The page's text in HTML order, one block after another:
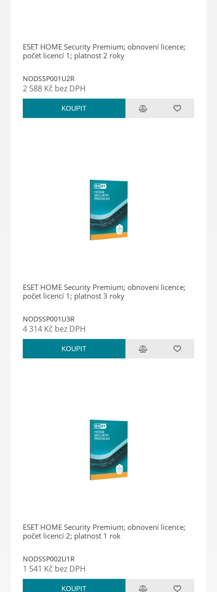
ESET HOME Security Premium; obnovení licence;
počet licencí 1; platnost 2 roky
NODSSP001U2R
2 588 Kč bez DPH
KOUPIT
ESET HOME Security Premium; obnovení licence;
počet licencí 1; platnost 3 roky
NODSSP001U3R
4 314 Kč bez DPH
KOUPIT
ESET HOME Security Premium; obnovení licence;
počet licencí 2; platnost 1 rok
NODSSP002U1R
1 541 Kč bez DPH
KOUPIT